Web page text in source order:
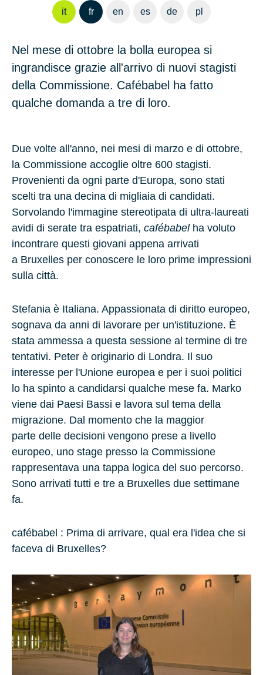
it fr en es de pl
Nel mese di ottobre la bolla europea si
ingrandisce grazie all'arrivo di nuovi stagisti
della Commissione. Cafébabel ha fatto
qualche domanda a tre di loro.
Due volte all'anno, nei mesi di marzo e di ottobre,
la Commissione accoglie oltre 600 stagisti.
Provenienti da ogni parte d'Europa, sono stati
scelti tra una decina di migliaia di candidati.
Sorvolando l'immagine stereotipata di ultra-laureati
avidi di serate tra espatriati, cafébabelha voluto
incontrare questi giovani appena arrivati
a Bruxelles per conoscere le loro prime impressioni
sulla città.
Stefania è Italiana. Appassionata di diritto europeo,
sognava da anni di lavorare per un'istituzione. È
stata ammessa a questa sessione al termine di tre
tentativi. Peter è originario di Londra. Il suo
interesse per l'Unione europea e per i suoi politici
lo ha spinto a candidarsi qualche mese fa. Marko
viene dai Paesi Bassi e lavora sul tema della
migrazione. Dal momento che la maggior
parte delle decisioni vengono prese a livello
europeo, uno stage presso la Commissione
rappresentava una tappa logica del suo percorso.
Sono arrivati tutti e tre a Bruxelles due settimane
fa.
cafébabel : Prima di arrivare, qual era l'idea che si
faceva di Bruxelles?